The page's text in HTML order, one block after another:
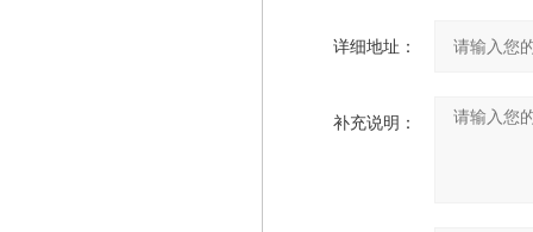
详细地址：
补充说明：